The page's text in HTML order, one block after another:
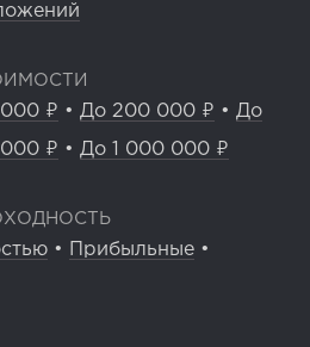
₽ • До 200 000 ₽ • До
₽ • До 1 000 000 ₽
• Прибыльные •